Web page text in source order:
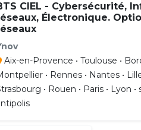
CIEL - Cybersécurité,
Électronique.
Aix-en-Provence • Toulouse •
• Rennes • Nantes •
• Rouen • Paris • Lyon •